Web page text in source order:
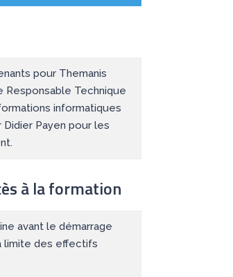
pour Themanis
Responsable Technique
informatiques
Payen pour les
à la formation
avant le démarrage
limite des effectifs